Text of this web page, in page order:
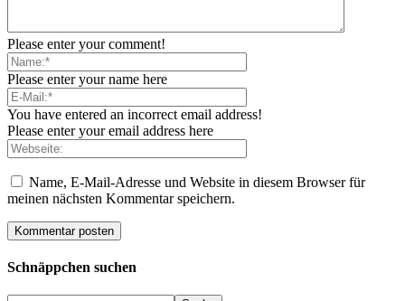
Please enter your comment!
Please enter your name here
You have entered an incorrect email address!
Please enter your email address here
Name, E-Mail-Adresse und Website in diesem Browser für
meinen nächsten Kommentar speichern.
Schnäppchen suchen